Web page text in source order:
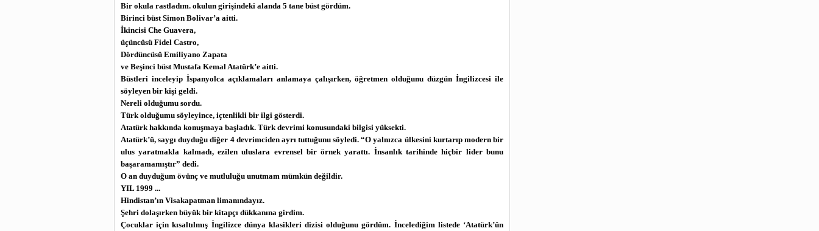
Bir okula rastladım. okulun girişindeki alanda 5 tane büst gördüm.
Birinci büst Simon Bolivar’a aitti.
İkincisi Che Guavera,
üçüncüsü Fidel Castro,
Dördüncüsü Emiliyano Zapata
ve Beşinci büst Mustafa Kemal Atatürk’e aitti.
Büstleri inceleyip İspanyolca açıklamaları anlamaya çalışırken, öğretmen olduğunu düzgün İngilizcesi ile
söyleyen bir kişi geldi.
Nereli olduğumu sordu.
Türk olduğumu söyleyince, içtenlikli bir ilgi gösterdi.
Atatürk hakkında konuşmaya başladık. Türk devrimi konusundaki bilgisi yüksekti.
Atatürk’ü, saygı duyduğu diğer 4 devrimciden ayrı tuttuğunu söyledi. “O yalnızca ülkesini kurtarıp modern bir
ulus yaratmakla kalmadı, ezilen uluslara evrensel bir örnek yarattı. İnsanlık tarihinde hiçbir lider bunu
başaramamıştır” dedi.
O an duyduğum övünç ve mutluluğu unutmam mümkün değildir.
YIL 1999 ...
Hindistan’ın Visakapatman limanındayız.
Şehri dolaşırken büyük bir kitapçı dükkanına girdim.
Çocuklar için kısaltılmış İngilizce dünya klasikleri dizisi olduğunu gördüm. İncelediğim listede ‘Atatürk’ün